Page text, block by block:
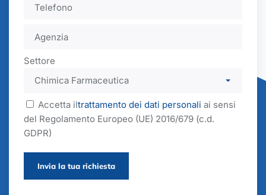
Settore
Accetta iltrattamento dei dati personali ai sensi
del Regolamento Europeo (UE) 2016/679 (c.d.
GDPR)
Invia la tua richiesta